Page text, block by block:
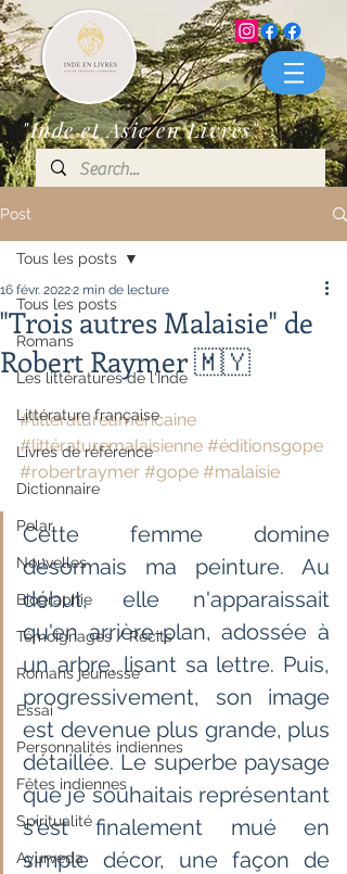
"Inde et Asie en Livres"
Post
Tous les posts
Romans
Les littératures de l'Inde
Littérature française
Livres de référence
Dictionnaire
Polar
Nouvelles
Biographie
Témoignages / Récits
Romans jeunesse
Essai
Personnalités indiennes
Fêtes indiennes
Spiritualité
Ayurveda
Tous les posts
"Trois autres Malaisie" de
Robert Raymer 🇲🇾
16 févr. 20222 min de lecture
#littératureaméricaine
#littératuremalaisienne #éditionsgope
#robertraymer #gope #malaisie
Cette femme domine
désormais ma peinture. Au
début, elle n'apparaissait
qu'en arrière-plan, adossée à
un arbre, lisant sa lettre. Puis,
progressivement, son image
est devenue plus grande, plus
détaillée. Le superbe paysage
que je souhaitais représentant
s'est finalement mué en
simple décor, une façon de